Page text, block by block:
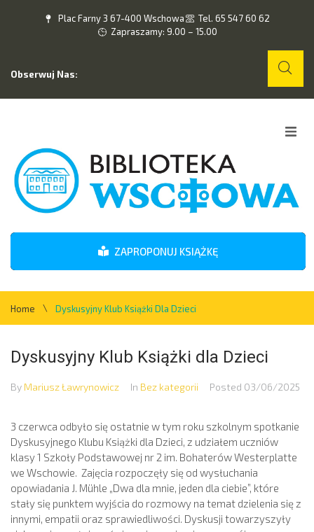
Plac Farny 3 67-400 Wschowa
Tel. 65 547 60 62
Zapraszamy: 9.00 – 15.00
Obserwuj Nas:
O nas
Wydarzenia
Kontakt
ZAPROPONUJ KSIĄŻKĘ
Home \ Dyskusyjny Klub Książki Dla Dzieci
Dyskusyjny Klub Książki dla Dzieci
By Mariusz Ławrynowicz In Bez kategorii Posted 03/06/2025
3 czerwca odbyło się ostatnie w tym roku szkolnym spotkanie
Dyskusyjnego Klubu Książki dla Dzieci, z udziałem uczniów
klasy 1 Szkoły Podstawowej nr 2 im. Bohaterów Westerplatte
we Wschowie. Zajęcia rozpoczęły się od wysłuchania
opowiadania J. Mühle „Dwa dla mnie, jeden dla ciebie”, które
stały się punktem wyjścia do rozmowy na temat dzielenia się z
innymi, empatii oraz sprawiedliwości. Dyskusji towarzyszyły